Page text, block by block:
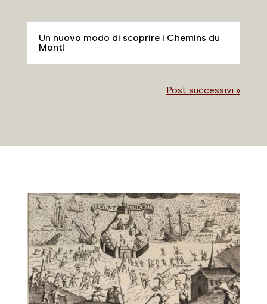
Un nuovo modo di scoprire i Chemins du
Mont!
Post successivi »